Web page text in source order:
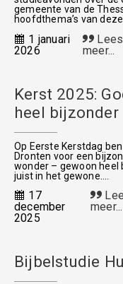
gemeente van de
hoofdthema’s van
1 januari
2026
Lees
meer...
Kerst 2025:
heel bijzonder
Op Eerste Kerstdag
Dronten voor een
wonder – gewoon heel
juist in het gewone....
17
december
2025
meer...
Bijbelstudie